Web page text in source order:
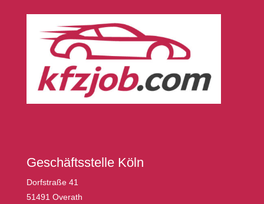
Geschäftsstelle Köln
Dorfstraße 41
51491 Overath